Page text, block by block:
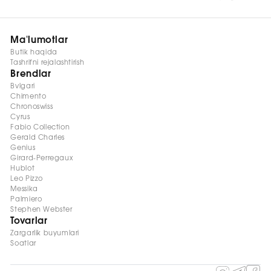
специалистам.
Ma'lumotlar
Butik haqida
Tashrifni rejalashtirish
Brendlar
Bvlgari
Chimento
Chronoswiss
Cyrus
Fabio Collection
Gerald Charles
Genius
Girard-Perregaux
Hublot
Leo Pizzo
Messika
Palmiero
Stephen Webster
Tovarlar
Zargarlik buyumlari
Soatlar